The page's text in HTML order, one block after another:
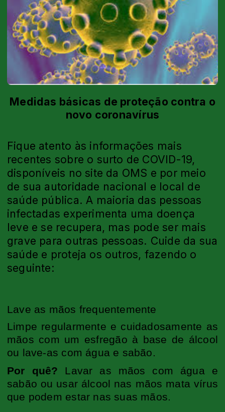
Medidas básicas de proteção contra o
novo coronavírus
Fique atento às informações mais
recentes sobre o surto de COVID-19,
disponíveis no site da OMS e por meio
de sua autoridade nacional e local de
saúde pública. A maioria das pessoas
infectadas experimenta uma doença
leve e se recupera, mas pode ser mais
grave para outras pessoas. Cuide da sua
saúde e proteja os outros, fazendo o
seguinte:
Lave as mãos frequentemente
Limpe regularmente e cuidadosamente as
mãos com um esfregão à base de álcool
ou lave-as com água e sabão.
Por quê? Lavar as mãos com água e
sabão ou usar álcool nas mãos mata vírus
que podem estar nas suas mãos.